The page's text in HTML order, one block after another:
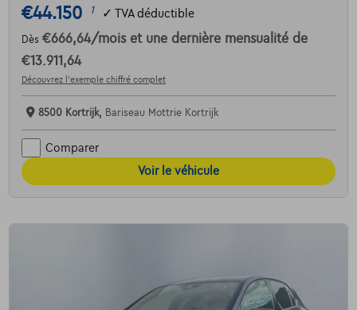
€44.150 1 ✓ TVA déductible
Dès €666,64/mois et une dernière mensualité de
€13.911,64
Découvrez l’exemple chiffré complet
8500 Kortrijk, Bariseau Mottrie Kortrijk
Comparer
Voir le véhicule